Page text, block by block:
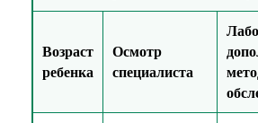
Возраст
ребенка
Осмотр
специалиста